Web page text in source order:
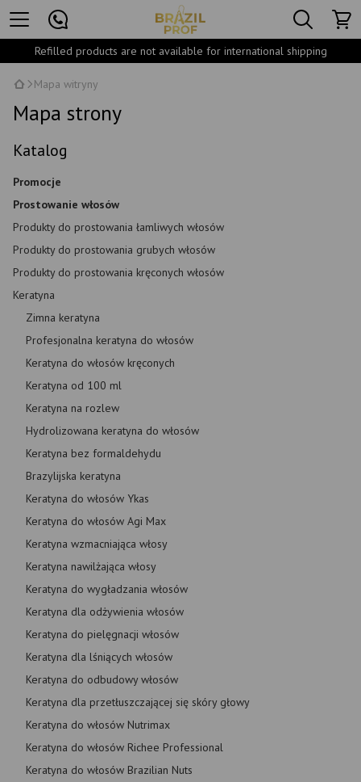
Refilled products are not available for international shipping
Mapa witryny
Mapa strony
Katalog
Promocje
Prostowanie włosów
Produkty do prostowania łamliwych włosów
Produkty do prostowania grubych włosów
Produkty do prostowania kręconych włosów
Keratyna
Zimna keratyna
Profesjonalna keratyna do włosów
Keratyna do włosów kręconych
Keratyna od 100 ml
Keratyna na rozlew
Hydrolizowana keratyna do włosów
Keratyna bez formaldehydu
Brazylijska keratyna
Keratyna do włosów Ykas
Keratyna do włosów Agi Max
Keratyna wzmacniająca włosy
Keratyna nawilżająca włosy
Keratyna do wygładzania włosów
Keratyna dla odżywienia włosów
Keratyna do pielęgnacji włosów
Keratyna dla lśniących włosów
Keratyna do odbudowy włosów
Keratyna dla przetłuszczającej się skóry głowy
Keratyna do włosów Nutrimax
Keratyna do włosów Richee Professional
Keratyna do włosów Brazilian Nuts